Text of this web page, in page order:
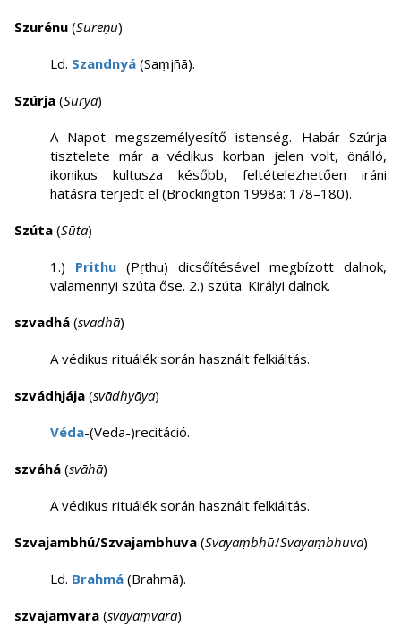
Szurénu (Sureṇu)
Ld. Szandnyá (Saṃjñā).
Szúrja (Sūrya)
A Napot megszemélyesítő istenség. Habár Szúrja
tisztelete már a védikus korban jelen volt, önálló,
ikonikus kultusza később, feltételezhetően iráni
hatásra terjedt el (Brockington 1998a: 178–180).
Szúta (Sūta)
1.) Prithu (Pṛthu) dicsőítésével megbízott dalnok,
valamennyi szúta őse. 2.) szúta: Királyi dalnok.
szvadhá (svadhā)
A védikus rituálék során használt felkiáltás.
szvádhjája (svādhyāya)
Véda-(Veda-)recitáció.
szváhá (svāhā)
A védikus rituálék során használt felkiáltás.
Szvajambhú/Szvajambhuva (Svayaṃbhū/Svayaṃbhuva)
Ld. Brahmá (Brahmā).
szvajamvara (svayaṃvara)